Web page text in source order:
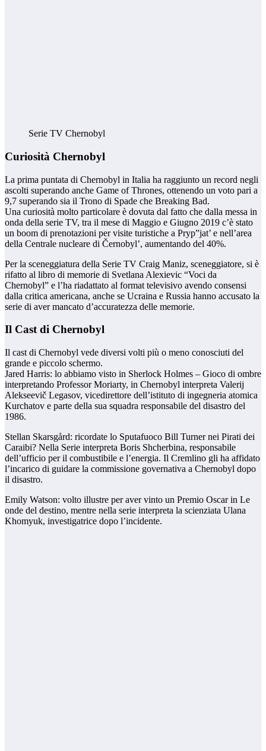
Serie TV Chernobyl
Curiosità Chernobyl
La prima puntata di Chernobyl in Italia ha raggiunto un record negli
ascolti superando anche Game of Thrones, ottenendo un voto pari a
9,7 superando sia il Trono di Spade che Breaking Bad.
Una curiosità molto particolare è dovuta dal fatto che dalla messa in
onda della serie TV, tra il mese di Maggio e Giugno 2019 c’è stato
un boom di prenotazioni per visite turistiche a Pryp”jat’ e nell’area
della Centrale nucleare di Černobyl’, aumentando del 40%.
Per la sceneggiatura della Serie TV Craig Maniz, sceneggiatore, si è
rifatto al libro di memorie di Svetlana Alexievic “Voci da
Chernobyl” e l’ha riadattato al format televisivo avendo consensi
dalla critica americana, anche se Ucraina e Russia hanno accusato la
serie di aver mancato d’accuratezza delle memorie.
Il Cast di Chernobyl
Il cast di Chernobyl vede diversi volti più o meno conosciuti del
grande e piccolo schermo.
Jared Harris: lo abbiamo visto in Sherlock Holmes – Gioco di ombre
interpretando Professor Moriarty, in Chernobyl interpreta Valerij
Alekseevič Legasov, vicedirettore dell’istituto di ingegneria atomica
Kurchatov e parte della sua squadra responsabile del disastro del
1986.
Stellan Skarsgård: ricordate lo Sputafuoco Bill Turner nei Pirati dei
Caraibi? Nella Serie interpreta Boris Shcherbina, responsabile
dell’ufficio per il combustibile e l’energia. Il Cremlino gli ha affidato
l’incarico di guidare la commissione governativa a Chernobyl dopo
il disastro.
Emily Watson: volto illustre per aver vinto un Premio Oscar in Le
onde del destino, mentre nella serie interpreta la scienziata Ulana
Khomyuk, investigatrice dopo l’incidente.